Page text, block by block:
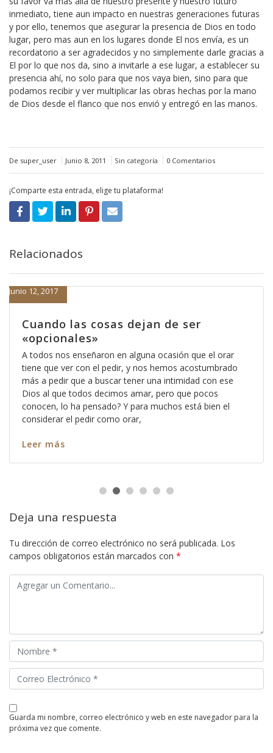
inmediato, tiene aun impacto en nuestras generaciones futuras
y por ello, tenemos que asegurar la presencia de Dios en todo
lugar, pero mas aun en los lugares donde El nos envía, es un
recordatorio a ser agradecidos y no simplemente darle gracias a
El por lo que nos da, sino a invitarle a ese lugar, a establecer su
presencia ahí, no solo para que nos vaya bien, sino para que
podamos recibir y ver multiplicar las obras hechas por la mano
de Dios desde el flanco que nos envió y entregó en las manos.
De super_user Junio 8, 2011 Sin categoría 0 Comentarios
¡Comparte esta entrada, elige tu plataforma!
Relacionados
Cuando las cosas dejan de ser
«opcionales»
Junio 12, 2017
A todos nos enseñaron en alguna ocasión que el orar
tiene que ver con el pedir, y nos hemos acostumbrado
más a pedir que a buscar tener una intimidad con ese
Dios al que todos decimos amar, pero que pocos
conocen, lo ha pensado? Y para muchos está bien el
considerar el pedir como orar,
Leer más
Deja una respuesta
Tu dirección de correo electrónico no será publicada. Los
campos obligatorios están marcados con *
guarda mi nombre, correo electrónico y web en este navegador para la
próxima vez que comente.